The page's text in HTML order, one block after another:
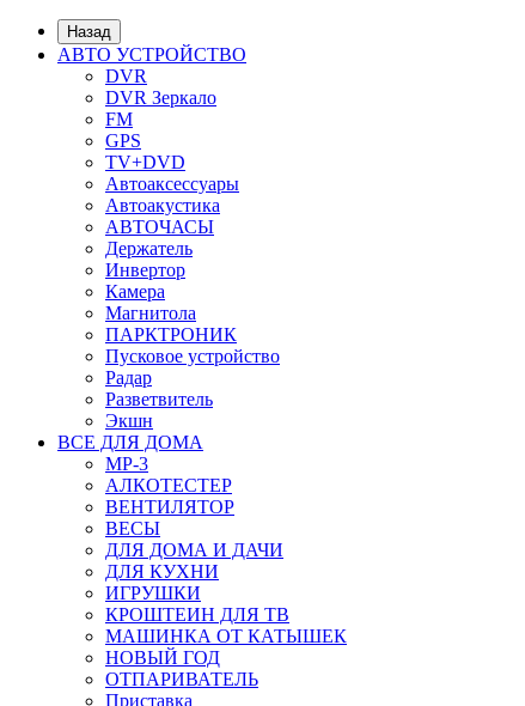
Назад
АВТО УСТРОЙСТВО
DVR
DVR Зеркало
FM
GPS
TV+DVD
Автоаксессуары
Автоакустика
АВТОЧАСЫ
Держатель
Инвертор
Камера
Магнитола
ПАРКТРОНИК
Пусковое устройство
Радар
Разветвитель
Экшн
ВСЕ ДЛЯ ДОМА
MP-3
АЛКОТЕСТЕР
ВЕНТИЛЯТОР
ВЕСЫ
ДЛЯ ДОМА И ДАЧИ
ДЛЯ КУХНИ
ИГРУШКИ
КРОШТЕИН ДЛЯ ТВ
МАШИНКА ОТ КАТЫШЕК
НОВЫЙ ГОД
ОТПАРИВАТЕЛЬ
Приставка